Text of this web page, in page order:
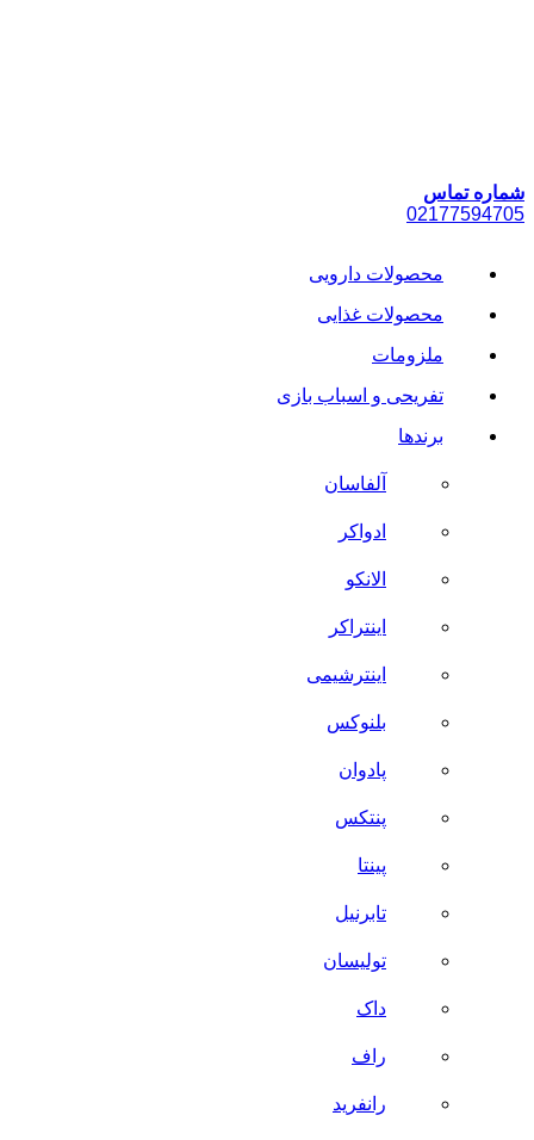
شماره تماس
02177594705
محصولات دارویی
محصولات غذایی
ملزومات
تفریحی و اسباب بازی
برندها
آلفاسان
ادواکر
الانکو
اینتراکر
اینترشیمی
بلنوکس
پادوان
پنتکس
پینتا
تابرنیل
تولیسان
داک
راف
رانفرید